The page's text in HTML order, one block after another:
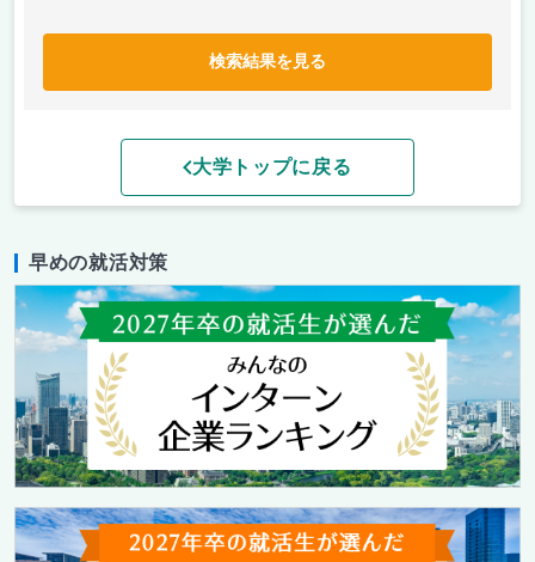
検索結果を見る
大学トップに戻る
早めの就活対策